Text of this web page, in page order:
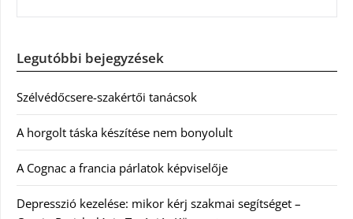
Legutóbbi bejegyzések
Szélvédőcsere-szakértői tanácsok
A horgolt táska készítése nem bonyolult
A Cognac a francia párlatok képviselője
Depresszió kezelése: mikor kérj szakmai segítséget –